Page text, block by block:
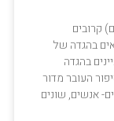
קרובים
בהגדה של
בהגדה
העובר מדור
אנשים, שונים